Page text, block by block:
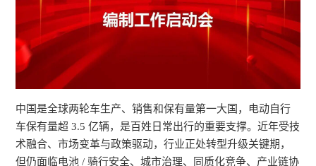
中国是全球两轮车生产、销售和保有量第一大国，电动自行
车保有量超 3.5 亿辆，是百姓日常出行的重要支撑。近年受技
术融合、市场变革与政策驱动，行业正处转型升级关键期，
但仍面临电池 / 骑行安全、城市治理、同质化竞争、产业链协